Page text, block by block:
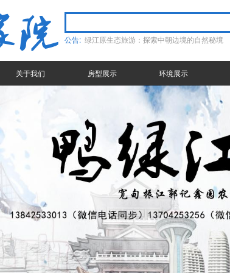
公告: 绿江原生态旅游：探索中朝边境的自然秘境
关于我们 房型展示 环境展示